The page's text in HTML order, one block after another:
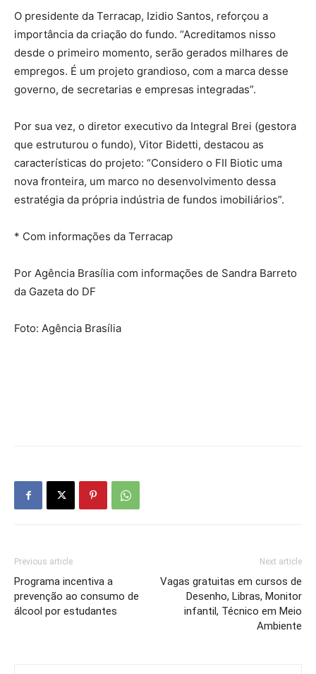
O presidente da Terracap, Izidio Santos, reforçou a
importância da criação do fundo. “Acreditamos nisso
desde o primeiro momento, serão gerados milhares de
empregos. É um projeto grandioso, com a marca desse
governo, de secretarias e empresas integradas”.
Por sua vez, o diretor executivo da Integral Brei (gestora
que estruturou o fundo), Vitor Bidetti, destacou as
características do projeto: “Considero o FII Biotic uma
nova fronteira, um marco no desenvolvimento dessa
estratégia da própria indústria de fundos imobiliários”.
* Com informações da Terracap
Por Agência Brasília com informações de Sandra Barreto
da Gazeta do DF
Foto: Agência Brasília
Previous article
Programa incentiva a
prevenção ao consumo de
álcool por estudantes
Next article
Vagas gratuitas em cursos de
Desenho, Libras, Monitor
infantil, Técnico em Meio
Ambiente